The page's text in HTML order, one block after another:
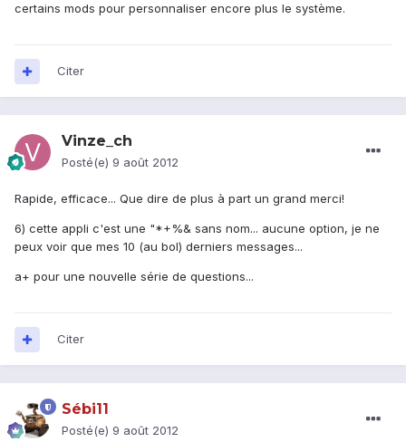
certains mods pour personnaliser encore plus le système.
Citer
Vinze_ch
Posté(e) 9 août 2012
Rapide, efficace... Que dire de plus à part un grand merci!
6) cette appli c'est une "*+%& sans nom... aucune option, je ne
peux voir que mes 10 (au bol) derniers messages...
a+ pour une nouvelle série de questions...
Citer
Sébi11
Posté(e) 9 août 2012